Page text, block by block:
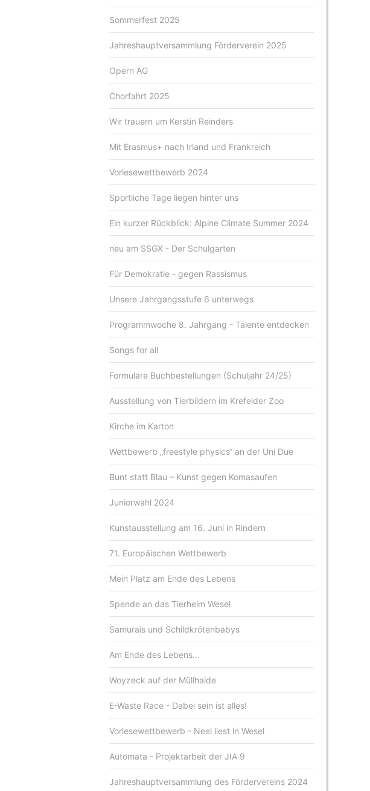
Sommerfest 2025
Jahreshauptversammlung Förderverein 2025
Opern AG
Chorfahrt 2025
Wir trauern um Kerstin Reinders
Mit Erasmus+ nach Irland und Frankreich
Vorlesewettbewerb 2024
Sportliche Tage liegen hinter uns
Ein kurzer Rückblick: Alpine Climate Summer 2024
neu am SSGX - Der Schulgarten
Für Demokratie - gegen Rassismus
Unsere Jahrgangsstufe 6 unterwegs
Programmwoche 8. Jahrgang - Talente entdecken
Songs for all
Formulare Buchbestellungen (Schuljahr 24/25)
Ausstellung von Tierbildern im Krefelder Zoo
Kirche im Karton
Wettbewerb „freestyle physics“ an der Uni Due
Bunt statt Blau – Kunst gegen Komasaufen
Juniorwahl 2024
Kunstausstellung am 16. Juni in Rindern
71. Europäischen Wettbewerb
Mein Platz am Ende des Lebens
Spende an das Tierheim Wesel
Samurais und Schildkrötenbabys
Am Ende des Lebens...
Woyzeck auf der Müllhalde
E-Waste Race - Dabei sein ist alles!
Vorlesewettbewerb - Neel liest in Wesel
Automata - Projektarbeit der JIA 9
Jahreshauptversammlung des Fördervereins 2024